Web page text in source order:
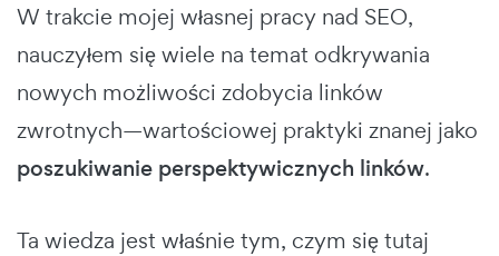
W trakcie mojej własnej pracy nad SEO,
nauczyłem się wiele na temat odkrywania
nowych możliwości zdobycia linków
zwrotnych—wartościowej praktyki znanej jako
poszukiwanie perspektywicznych linków.
Ta wiedza jest właśnie tym, czym się tutaj